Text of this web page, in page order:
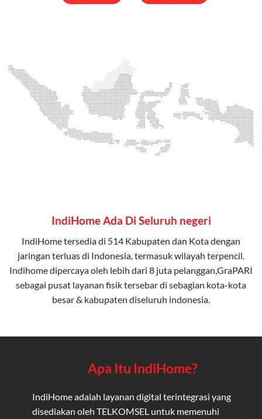
IndiHome Ada Di Seluruh negeri
IndiHome tersedia di 514 Kabupaten dan Kota dengan
jaringan terluas di Indonesia, termasuk wilayah terpencil.
Indihome dipercaya oleh lebih dari 8 juta pelanggan,GraPARI
sebagai pusat layanan fisik tersebar di sebagian kota-kota
besar & kabupaten diseluruh indonesia.
Apa Itu IndiHome?
IndiHome adalah layanan digital terintegrasi yang
disediakan oleh TELKOMSEL untuk memenuhi